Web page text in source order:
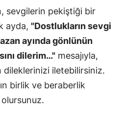
sevgilerin pekiştiği bir
ayda, "Dostlukların sevgi
ayında gönlünün
dilerim…" mesajıyla,
iletebilirsiniz.
birlik ve beraberlik
olursunuz.